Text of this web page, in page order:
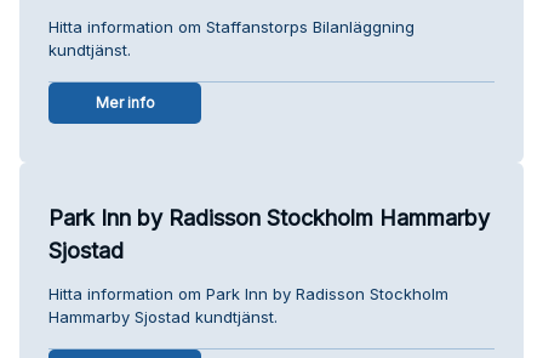
Hitta information om Staffanstorps Bilanläggning
kundtjänst.
Mer info
Park Inn by Radisson Stockholm Hammarby
Sjostad
Hitta information om Park Inn by Radisson Stockholm
Hammarby Sjostad kundtjänst.